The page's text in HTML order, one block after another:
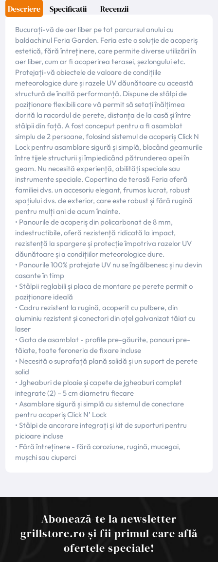
Descriere Specificatii Recenzii
Bucurați-vă de aer liber pe tot parcursul anului cu
baldachinul Feria Garden. Feria este o soluție de acoperiș
estetică, fără întreținere, care permite diverse utilizări în
aer liber, cum ar fi acoperirea terasei, șezlongului etc.
Protejați-vă obiectele de valoare de condițiile
meteorologice dure și razele UV dăunătoare cu această
structură de înaltă performanță. Dispune de stâlpi de
poziționare flexibili care vă permit să setați înălțimea
dorită la racordul de perete, distanța de la casă și între
stâlpii din față. A fost conceput pentru a fi asamblat
simplu de 2 persoane, folosind sistemul de acoperiș Click N
Lock pentru asamblare sigură și simplă, blocând geamurile
între tijele structurii și împiedicând pătrunderea apei în
geam. Nu necesită experiență, abilități speciale sau
instrumente speciale. Copertina de terasă Feria oferă
familiei dvs. un accesoriu elegant, frumos lucrat, robust
spațiului dvs. de exterior, care este robust și fără rugină
pentru mulți ani de acum înainte.
• Panourile de acoperiș din policarbonat de 8 mm,
indestructibile, oferă rezistență ridicată la impact,
rezistență la spargere și protecție împotriva razelor UV
dăunătoare și a condițiilor meteorologice dure.
• Panourile 100% protejate UV nu se îngălbenesc și nu devin
casante în timp
• Stâlpii reglabili și placa de montare pe perete permit o
poziționare ideală
• Cadru rezistent la rugină, acoperit cu pulbere, din
aluminiu rezistent și conectori din oțel galvanizat tăiat cu
laser
• Gata de asamblat - profile pre-găurite, panouri pre-
tăiate, toate feroneria de fixare incluse
• Necesită o suprafață plană solidă și un suport de perete
solid
• Jgheaburi de ploaie și capete de jgheaburi complet
integrate (2) – 5 cm diametru fiecare
• Asamblare sigură și simplă cu sistemul de conectare
pentru acoperiș Click N’ Lock
• Stâlpi de ancorare integrați și kit de suporturi pentru
picioare incluse
• Fără întreținere - fără coroziune, rugină, mucegai,
mușchi sau ciuperci
Abonează-te la newsletter
grillstore.ro și fii primul care află
ofertele speciale!